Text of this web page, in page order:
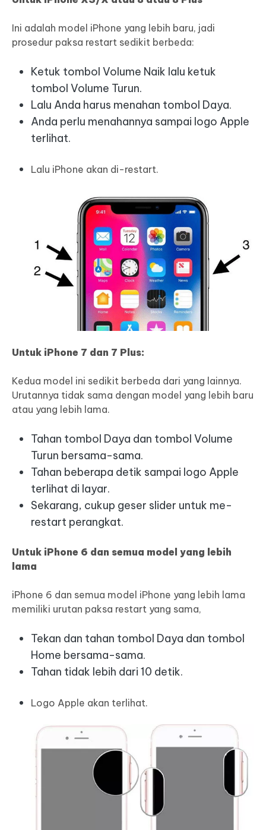
Ini adalah model iPhone yang lebih baru, jadi
prosedur paksa restart sedikit berbeda:
Ketuk tombol Volume Naik lalu ketuk
tombol Volume Turun.
Lalu Anda harus menahan tombol Daya.
Anda perlu menahannya sampai logo Apple
terlihat.
Lalu iPhone akan di-restart.
Untuk iPhone 7 dan 7 Plus:
Kedua model ini sedikit berbeda dari yang lainnya.
Urutannya tidak sama dengan model yang lebih baru
atau yang lebih lama.
Tahan tombol Daya dan tombol Volume
Turun bersama-sama.
Tahan beberapa detik sampai logo Apple
terlihat di layar.
Sekarang, cukup geser slider untuk me-
restart perangkat.
Untuk iPhone 6 dan semua model yang lebih
lama
iPhone 6 dan semua model iPhone yang lebih lama
memiliki urutan paksa restart yang sama,
Tekan dan tahan tombol Daya dan tombol
Home bersama-sama.
Tahan tidak lebih dari 10 detik.
Logo Apple akan terlihat.